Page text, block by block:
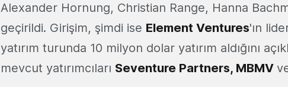
Alexander Hornung, Christian Range, Hanna
geçirildi. Girişim, şimdi ise Element Ventures'ın
yatırım turunda 10 milyon dolar yatırım aldığını
mevcut yatırımcıları Seventure Partners, MBMV